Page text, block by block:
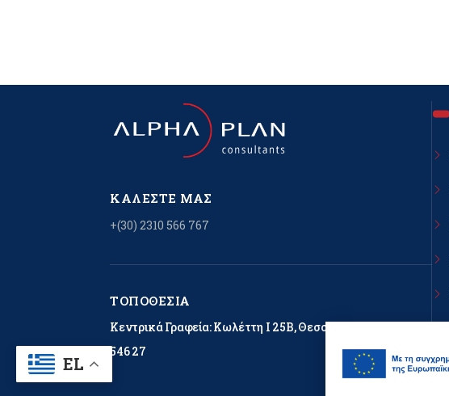
ΚΑΛΈΣΤΕ ΜΑΣ
+(30) 2310 566 767
ΤΟΠΟΘΕΣΊΑ
Κεντρικά Γραφεία: Κωλέττη Ι 25Β, Θεσσαλονίκη, ΤΚ
546 27
EL